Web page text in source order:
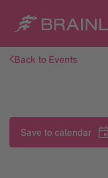
Back to Events
Save to calendar